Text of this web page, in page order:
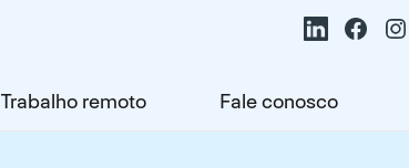
Trabalho remoto Fale conosco